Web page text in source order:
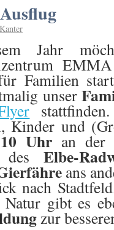
Jahr
Familien
unser
stattfinden.
Kinder und
10 Uhran der
des Elbe-
ans
nach
gibt es
zur